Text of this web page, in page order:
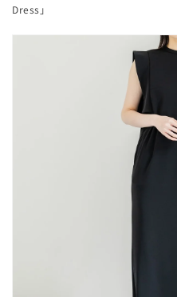
Dress」